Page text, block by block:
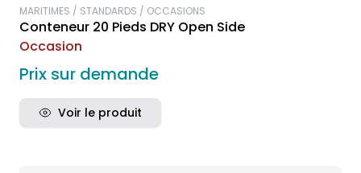
MARITIMES / STANDARDS / OCCASIONS
Conteneur 20 Pieds DRY Open Side
Occasion
Prix sur demande
Voir le produit